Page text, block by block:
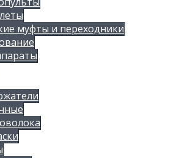
муфты и переходники